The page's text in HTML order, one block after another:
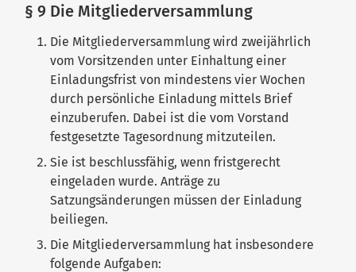
§ 9 Die Mitgliederversammlung
Die Mitgliederversammlung wird zweijährlich
vom Vorsitzenden unter Einhaltung einer
Einladungsfrist von mindestens vier Wochen
durch persönliche Einladung mittels Brief
einzuberufen. Dabei ist die vom Vorstand
festgesetzte Tagesordnung mitzuteilen.
Sie ist beschlussfähig, wenn fristgerecht
eingeladen wurde. Anträge zu
Satzungsänderungen müssen der Einladung
beiliegen.
Die Mitgliederversammlung hat insbesondere
folgende Aufgaben: